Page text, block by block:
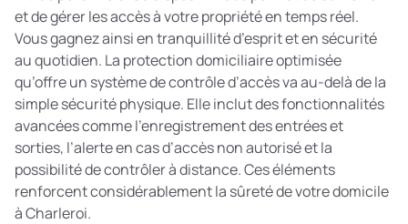
et de gérer les accès à votre propriété en temps réel.
Vous gagnez ainsi en tranquillité d’esprit et en sécurité
au quotidien. La protection domiciliaire optimisée
qu’offre un système de contrôle d’accès va au-delà de la
simple sécurité physique. Elle inclut des fonctionnalités
avancées comme l’enregistrement des entrées et
sorties, l’alerte en cas d’accès non autorisé et la
possibilité de contrôler à distance. Ces éléments
renforcent considérablement la sûreté de votre domicile
à Charleroi.